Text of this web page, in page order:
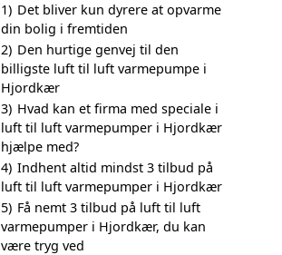
1) Det bliver kun dyrere at opvarme
din bolig i fremtiden
2) Den hurtige genvej til den
billigste luft til luft varmepumpe i
Hjordkær
3) Hvad kan et firma med speciale i
luft til luft varmepumper i Hjordkær
hjælpe med?
4) Indhent altid mindst 3 tilbud på
luft til luft varmepumper i Hjordkær
5) Få nemt 3 tilbud på luft til luft
varmepumper i Hjordkær, du kan
være tryg ved